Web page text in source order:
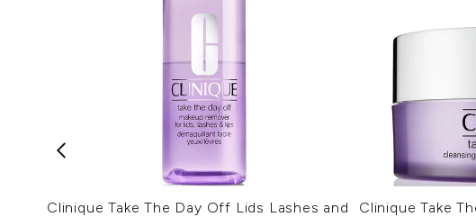
Clinique Take The Day Off Lids Lashes and
Clinique Take